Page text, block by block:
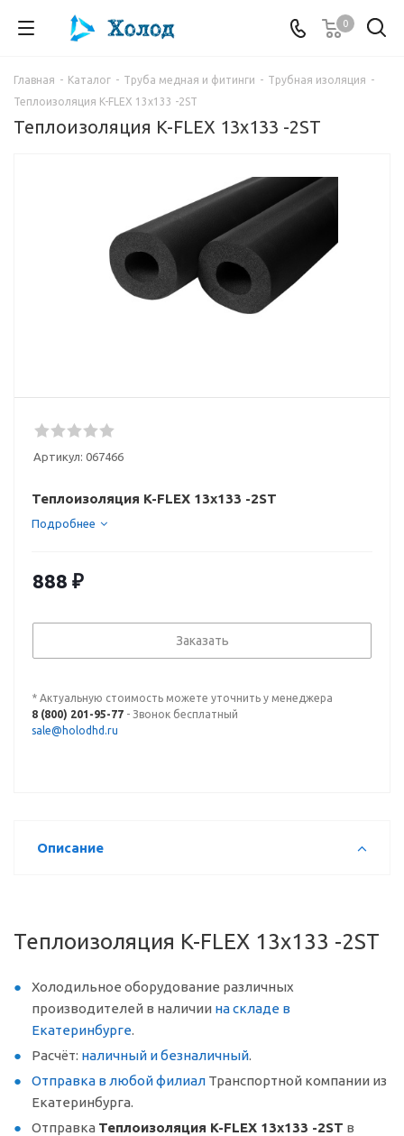
0
Главная - Каталог - Труба медная и фитинги - Трубная изоляция -
Теплоизоляция K-FLEX 13x133 -2ST
Теплоизоляция K-FLEX 13x133 -2ST
Артикул: 067466
Теплоизоляция K-FLEX 13x133 -2ST
Подробнее
888 ₽
Заказать
* Актуальную стоимость можете уточнить у менеджера
8 (800) 201-95-77 - Звонок бесплатный
sale@holodhd.ru
Описание
Теплоизоляция K-FLEX 13x133 -2ST
Холодильное оборудование различных
производителей в наличии на складе в
Екатеринбурге.
Расчёт: наличный и безналичный.
Отправка в любой филиал Транспортной компании из
Екатеринбурга.
Отправка Теплоизоляция K-FLEX 13x133 -2ST в